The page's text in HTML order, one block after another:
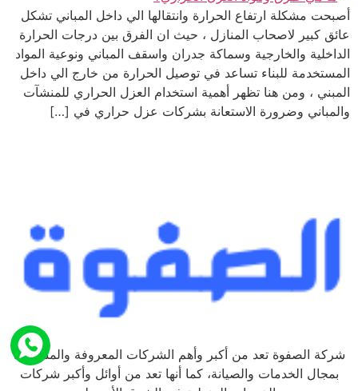
أصبحت مشكلة ارتفاع الحرارة وانتقالها الي داخل المباني تشكل
عائق كبير لاصحاب المنازل ، حيث ان الفرق بين درجات الحرارة
الداخلية والخارجية وسماكة جدران واسقف المباني ونوعية المواد
المستخدمة للبناء تساعد في توصيل الحرارة من خارج الي داخل
المبني ، ومن هنا تظهر أهمية استخدام العزل الحراري للمنشآت
والمباني وضرورة الاستعانة بشركات عزل حراري في […]
شركة الصفوة تعد من أكبر وأهم الشركات المعروفة والمشهورة
بمجال الخدمات والصيانة، كما أنها تعد من أوائل وأكبر شركات